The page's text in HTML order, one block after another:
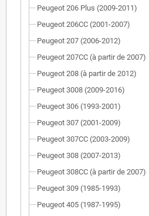
Peugeot 206 Plus (2009-2011)
Peugeot 206CC (2001-2007)
Peugeot 207 (2006-2012)
Peugeot 207CC (à partir de 2007)
Peugeot 208 (à partir de 2012)
Peugeot 3008 (2009-2016)
Peugeot 306 (1993-2001)
Peugeot 307 (2001-2009)
Peugeot 307CC (2003-2009)
Peugeot 308 (2007-2013)
Peugeot 308CC (à partir de 2007)
Peugeot 309 (1985-1993)
Peugeot 405 (1987-1995)